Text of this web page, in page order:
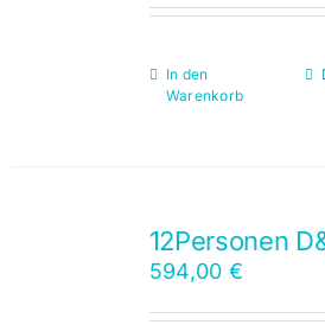
In den
Warenkorb
12Personen
594,00 €